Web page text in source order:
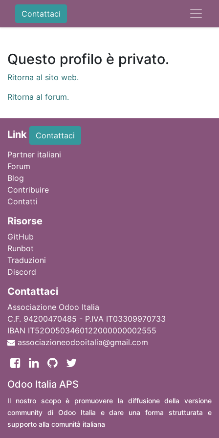
Contattaci
Questo profilo è privato.
Ritorna al sito web.
Ritorna al forum.
Link
Contattaci
Partner italiani
Forum
Blog
Contribuire
Contatti
Risorse
GitHub
Runbot
Traduzioni
Discord
Contattaci
Associazione Odoo Italia
C.F. 94200470485 - P.IVA IT03309970733
IBAN IT52O0503460122000000002555
associazioneodooitalia@gmail.com
Odoo Italia APS
Il nostro scopo è promuovere la diffusione della versione
community di Odoo Italia e dare una forma strutturata e
supporto alla comunità italiana